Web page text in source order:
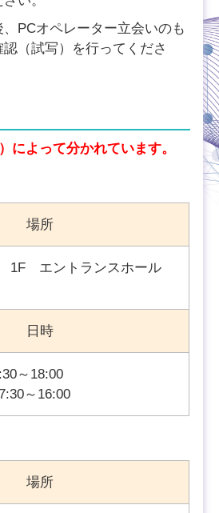
PCオペレーター立会いのも
認（試写）を行ってくださ
によって分かれています。
場所
1F エントランスホール
日時
～18:00
～16:00
場所